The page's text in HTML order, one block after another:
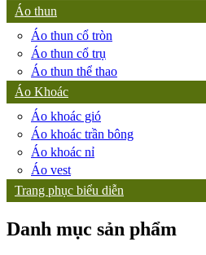
Áo thun
Áo thun cổ tròn
Áo thun cổ trụ
Áo thun thể thao
Áo Khoác
Áo khoác gió
Áo khoác trần bông
Áo khoác nỉ
Áo vest
Trang phục biểu diễn
Danh mục sản phẩm